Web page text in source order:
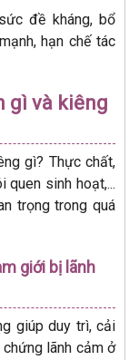
đề kháng, bổ
hạn chế tác
gì và kiêng
gì? Thực chất,
quen sinh hoạt,...
trọng trong quá
giới bị lãnh
giúp duy trì, cải
lãnh cảm ở